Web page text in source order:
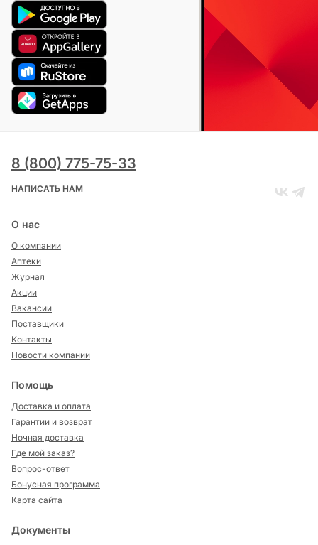
8 (800) 775-75-33
НАПИСАТЬ НАМ
О нас
О компании
Аптеки
Журнал
Акции
Вакансии
Поставщики
Контакты
Новости компании
Помощь
Доставка и оплата
Гарантии и возврат
Ночная доставка
Где мой заказ?
Вопрос-ответ
Бонусная программа
Карта сайта
Документы